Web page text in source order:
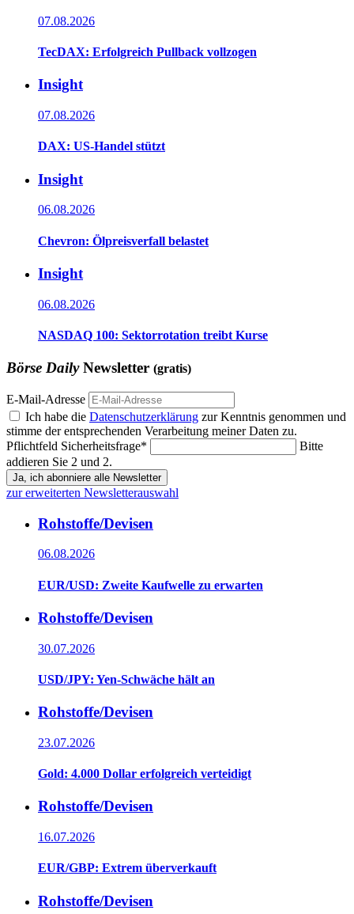
07.08.2026
TecDAX: Erfolgreich Pullback vollzogen
Insight
07.08.2026
DAX: US-Handel stützt
Insight
06.08.2026
Chevron: Ölpreisverfall belastet
Insight
06.08.2026
NASDAQ 100: Sektorrotation treibt Kurse
Börse DailyNewsletter (gratis)
E-Mail-Adresse
Ich habe die Datenschutzerklärung zur Kenntnis genommen und
stimme der entsprechenden Verarbeitung meiner Daten zu.
Pflichtfeld Sicherheitsfrage*
Bitte
addieren Sie 2 und 2.
Ja, ich abonniere alle Newsletter
zur erweiterten Newsletterauswahl
Rohstoffe/Devisen
06.08.2026
EUR/USD: Zweite Kaufwelle zu erwarten
Rohstoffe/Devisen
30.07.2026
USD/JPY: Yen-Schwäche hält an
Rohstoffe/Devisen
23.07.2026
Gold: 4.000 Dollar erfolgreich verteidigt
Rohstoffe/Devisen
16.07.2026
EUR/GBP: Extrem überverkauft
Rohstoffe/Devisen